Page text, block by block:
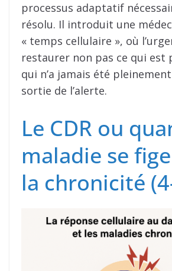
processus adaptatif
résolu. Il introduit une
« temps cellulaire », où
restaurer non pas ce qui est
qui n’a jamais été
sortie de l’alerte.
Le CDR ou
maladie se
la chronicité